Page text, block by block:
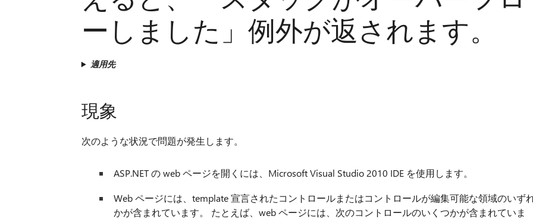
ーしました」例外が返されます。
適用先
現象
次のような状況で問題が発生します。
ASP.NET の web ページを開くには、Microsoft Visual Studio 2010 IDE を使用します。
Web ページには、template 宣言されたコントロールまたはコントロールが編集可能な領域のいず
かが含まれています。 たとえば、web ページには、次のコントロールのいくつかが含まれていま